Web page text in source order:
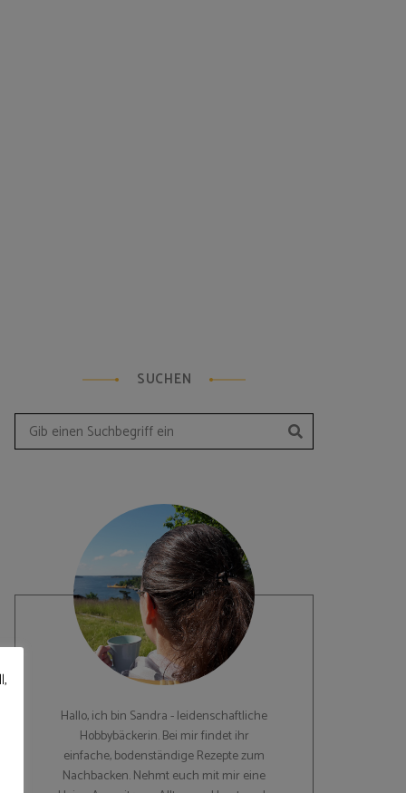
SUCHEN
Search
Suchen
Hallo, ich bin Sandra - leidenschaftliche
Hobbybäckerin. Bei mir findet ihr
einfache, bodenständige Rezepte zum
Nachbacken. Nehmt euch mit mir eine